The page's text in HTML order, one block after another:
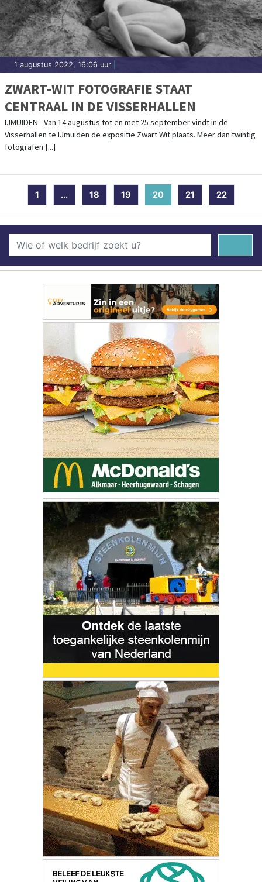
1 augustus 2022, 16:06 uur
ZWART-WIT FOTOGRAFIE STAAT
CENTRAAL IN DE VISSERHALLEN
IJMUIDEN - Van 14 augustus tot en met 25 september vindt in de
Visserhallen te IJmuiden de expositie Zwart Wit plaats. Meer dan twintig
fotografen [...]
1 ... 18 19 20 (current)
21 22